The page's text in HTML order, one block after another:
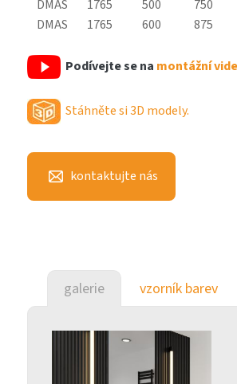
DMAS
1765 500 750
DMAS
1765 600 875
Podívejte se na montážní
Stáhněte si 3D modely.
kontaktujte nás
galerie vzorník barev